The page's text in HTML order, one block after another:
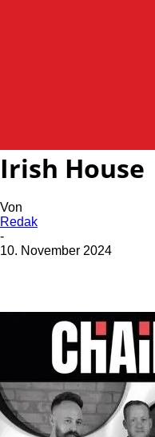
Chairwalk-
Irish House
Von
Redak
-
10. November 2024